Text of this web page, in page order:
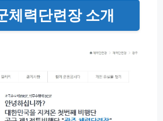
체력단련장 소개